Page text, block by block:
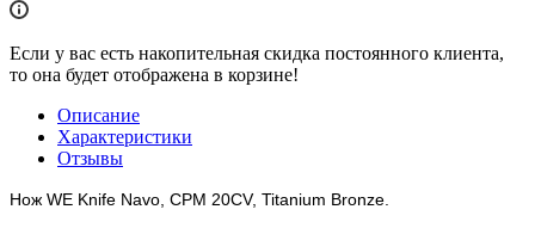
Если у вас есть накопительная скидка постоянного клиента,
то она будет отображена в корзине!
Описание
Характеристики
Отзывы
Нож WE Knife Navo, CPM 20CV, Titanium Bronze